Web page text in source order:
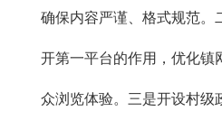
确保内容严谨、格式规范。
开第一平台的作用，优化镇
众浏览体验。三是开设村级